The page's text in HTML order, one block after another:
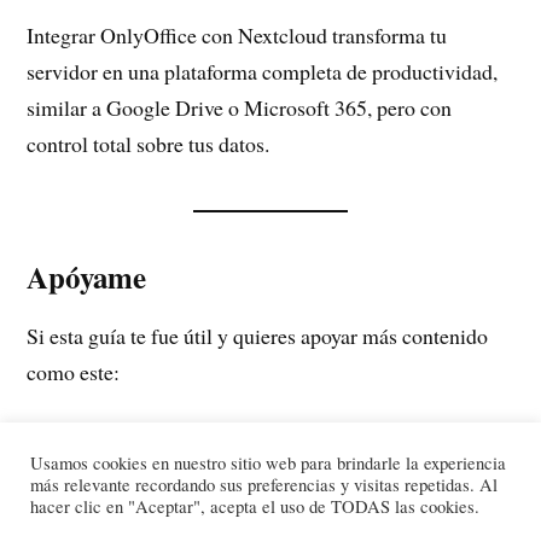
Integrar OnlyOffice con Nextcloud transforma tu
servidor en una plataforma completa de productividad,
similar a Google Drive o Microsoft 365, pero con
control total sobre tus datos.
Apóyame
Si esta guía te fue útil y quieres apoyar más contenido
como este:
Usamos cookies en nuestro sitio web para brindarle la experiencia
más relevante recordando sus preferencias y visitas repetidas. Al
hacer clic en "Aceptar", acepta el uso de TODAS las cookies.